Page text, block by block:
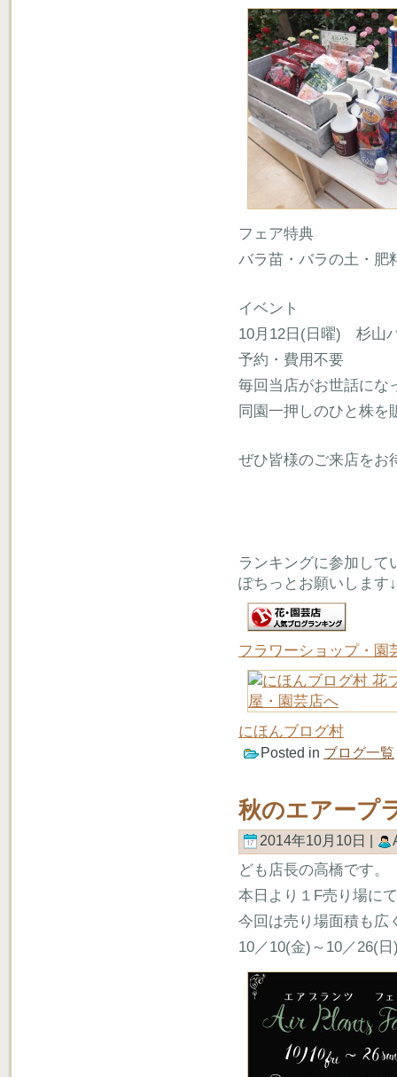
フェア特典
バラ苗・バラの土・肥
イベント
10月12日(日曜) 杉山
予約・費用不要
毎回当店がお世話にな
同園一押しのひと株を
ぜひ皆様のご来店をお
ランキングに参加して
ぽちっとお願いします↓
フラワーショップ・園
にほんブログ村
Posted in ブログ一覧
秋のエアープ
2014年10月10日 |
ども店長の高橋です。
本日より１F売り場に
今回は売り場面積も広
10／10(金)～10／26(日